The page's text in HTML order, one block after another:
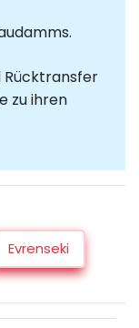
Rücktransfer
zu ihren
Evrenseki